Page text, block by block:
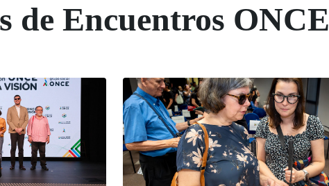
de Encuentros ONCE